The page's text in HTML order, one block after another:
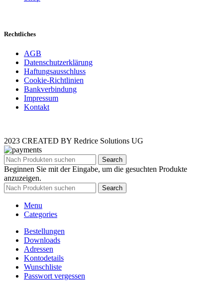
Rechtliches
AGB
Datenschutzerklärung
Haftungsausschluss
Cookie-Richtlinien
Bankverbindung
Impressum
Kontakt
2023 CREATED BY Redrice Solutions UG
Search
Beginnen Sie mit der Eingabe, um die gesuchten Produkte
anzuzeigen.
Search
Menu
Categories
Bestellungen
Downloads
Adressen
Kontodetails
Wunschliste
Passwort vergessen